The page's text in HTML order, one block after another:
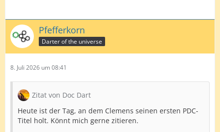
Pfefferkorn
Darter of the universe
8. Juli 2026 um 08:41
Zitat von Doc Dart
Heute ist der Tag, an dem Clemens seinen ersten PDC-
Titel holt. Könnt mich gerne zitieren.